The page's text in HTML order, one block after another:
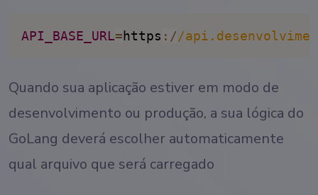
API_BASE_URL=https : //
Quando sua aplicação estiver em modo de
desenvolvimento ou produção, a sua lógica do
GoLang deverá escolher automaticamente
qual arquivo que será carregado